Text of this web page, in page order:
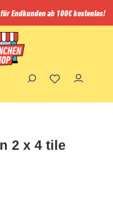
Endkunden ab 100€ kostenlos!
2 x 4 tile